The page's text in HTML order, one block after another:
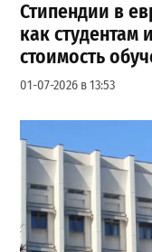
Стипендии в
как студентам
стоимость
01-07-2026 в 13:53